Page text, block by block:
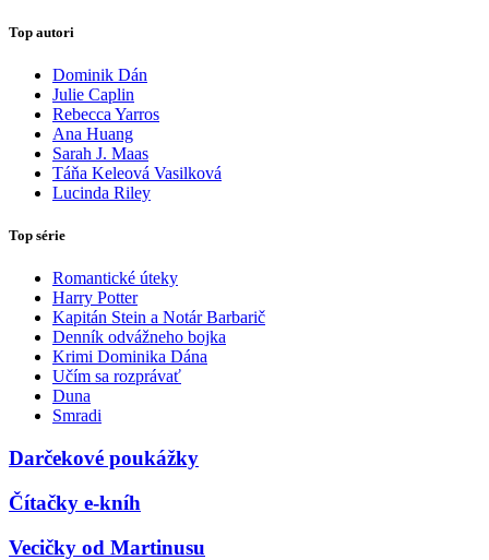
Top autori
Dominik Dán
Julie Caplin
Rebecca Yarros
Ana Huang
Sarah J. Maas
Táňa Keleová Vasilková
Lucinda Riley
Top série
Romantické úteky
Harry Potter
Kapitán Stein a Notár Barbarič
Denník odvážneho bojka
Krimi Dominika Dána
Učím sa rozprávať
Duna
Smradi
Darčekové poukážky
Čítačky e-kníh
Vecičky od Martinusu